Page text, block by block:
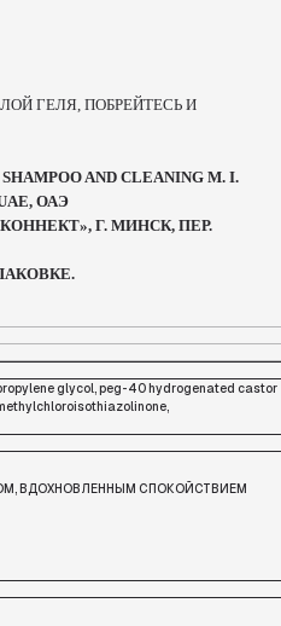
ГЕЛЯ, ПОБРЕЙТЕСЬ И
AND CLEANING M. I.
ОАЭ
Г. МИНСК, ПЕР.
glycol, peg-40 hydrogenated castor
ВДОХНОВЛЕННЫМ СПОКОЙСТВИЕМ